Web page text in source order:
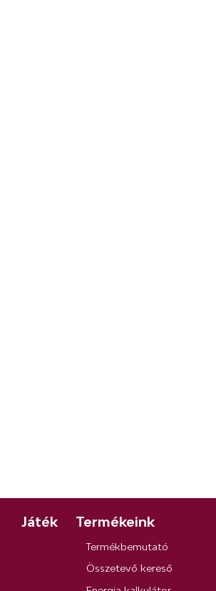
Játék Termékeink
Termékbemutató
Összetevő kereső